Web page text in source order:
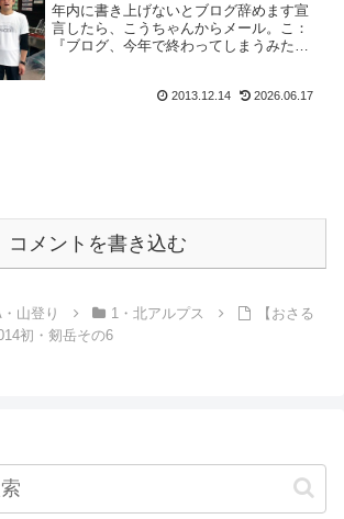
年内に書き上げないとブログ辞めます宣
言したら、こうちゃんからメール。こ：
『ブログ、今年で終わってしまうみたい
っ！こうして寝る間も削って 書いてるで
2013.12.14 2026.06.17
コメントを書き込む
山登り 1・北アルプス
【おさる
初・剱岳その6